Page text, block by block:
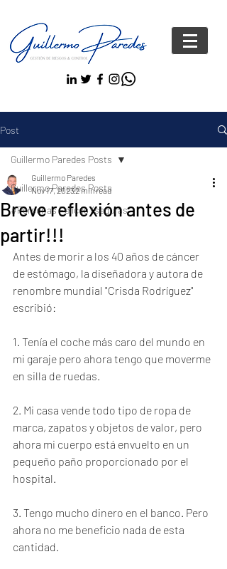
Post
Guillermo Paredes Posts
#Personas FelicesYseguras
Guillermo Paredes Posts
Breve reflexión antes de
partir!!!
Guillermo Paredes
Nov 17, 20232 min read
Antes de morir a los 40 años de cáncer
de estómago, la diseñadora y autora de
renombre mundial "Crisda Rodríguez"
escribió:
1. Tenía el coche más caro del mundo en
mi garaje pero ahora tengo que moverme
en silla de ruedas.
2. Mi casa vende todo tipo de ropa de
marca, zapatos y objetos de valor, pero
ahora mi cuerpo está envuelto en un
pequeño paño proporcionado por el
hospital.
3. Tengo mucho dinero en el banco. Pero
ahora no me beneficio nada de esta
cantidad.